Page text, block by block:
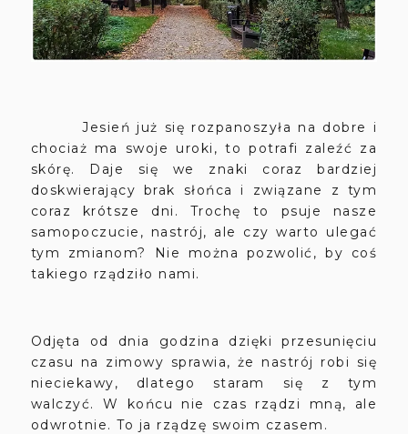
Jesień już się rozpanoszyła na dobre i
chociaż ma swoje uroki, to potrafi zaleźć za
skórę. Daje się we znaki coraz bardziej
doskwierający brak słońca i związane z tym
coraz krótsze dni. Trochę to psuje nasze
samopoczucie, nastrój, ale czy warto ulegać
tym zmianom? Nie można pozwolić, by coś
takiego rządziło nami.
Odjęta od dnia godzina dzięki przesunięciu
czasu na zimowy sprawia, że nastrój robi się
nieciekawy, dlatego staram się z tym
walczyć. W końcu nie czas rządzi mną, ale
odwrotnie. To ja rządzę swoim czasem.